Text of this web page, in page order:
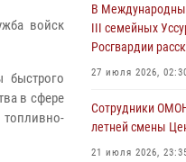
войск
быстрого
в сфере
Во
сотрудники
обнаружили
В День Крещения
Владимирском
В
III семейных
Росгвардии
27 июля 2026,
Сотрудники
летней смены
21 июля 2026,